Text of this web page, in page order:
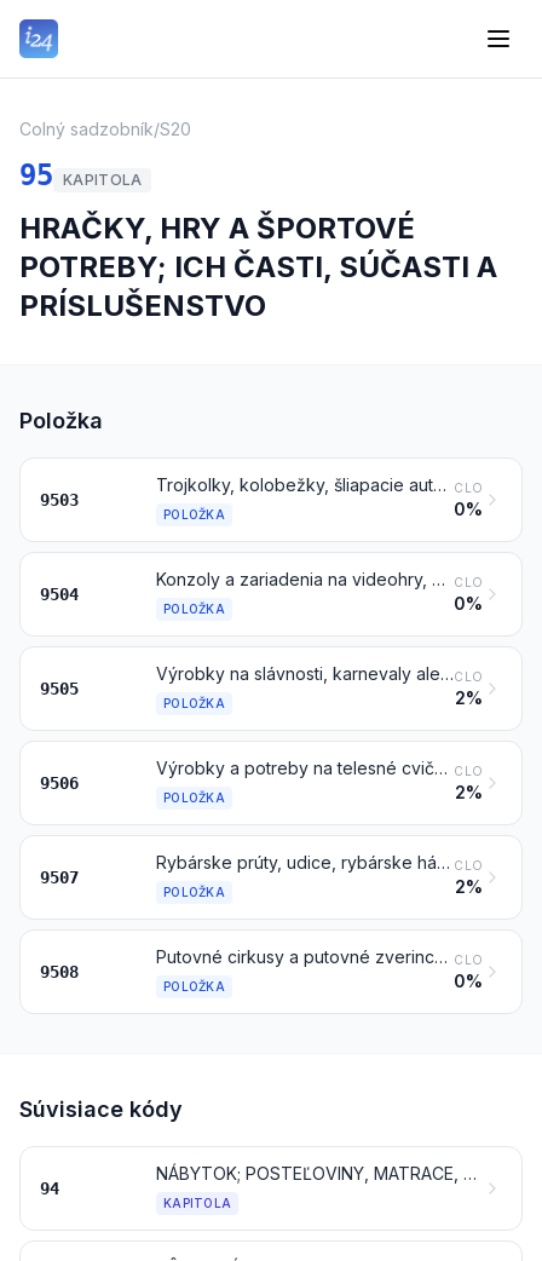
Colný sadzobník/S20
95 KAPITOLA
HRAČKY, HRY A ŠPORTOVÉ
POTREBY; ICH ČASTI, SÚČASTI A
PRÍSLUŠENSTVO
Položka
9503
Trojkolky, kolobežky, šliapacie autá a podobné detské vozidielka; kočíky pre bábiky; bábiky; ostatné hračky; zmenšené modely a podobné modely na hranie, tiež mechanické; skladačky všetkých druhov
POLOŽKA
CLO
0%
9504
Konzoly a zariadenia na videohry, potreby na stolné alebo spoločenské hry, vrátane mechanických hier, biliardov, špeciálnych stolov pre herne a kasína a automatické bowlingové zariadenia, zábavné automaty fungujúce po vložení mince, bankovky, bankovej karty, žetónu alebo iného platidla
POLOŽKA
CLO
0%
9505
Výrobky na slávnosti, karnevaly alebo na ostatné zábavy, vrátane kúzelníckych rekvizít a žartovných výrobkov
POLOŽKA
CLO
2%
9506
Výrobky a potreby na telesné cvičenie, na gymnastiku, atletiku alebo na ostatné športy (vrátane stolného tenisu) alebo na hry vonku, v tejto kapitole inde nešpecifikované ani nezahrnuté; bazény a detské bazény
POLOŽKA
CLO
2%
9507
Rybárske prúty, udice, rybárske háčiky a ostatné rybárske potreby na udice; podberáky, sieťky na motýle a podobné sieťky; umelé návnady (iné ako zatriedené v položke 9208 alebo 9705) a podobné lovecké alebo strelecké potreby
POLOŽKA
CLO
2%
9508
Putovné cirkusy a putovné zverince; atrakcie na jazdu v zábavných parkoch a atrakcie do vodných parkov; jarmočné atrakcie vrátane strelníc; putovné divadlá
POLOŽKA
CLO
0%
Súvisiace kódy
94
NÁBYTOK; POSTEĽOVINY, MATRACE, MATRACOVÉ PODLOŽKY, VANKÚŠE A PODOBNÉ VYPCHATÉ POTREBY; SVIETIDLÁ A OSVETĽOVACIE ZARIADENIA INDE NEŠPECIFIKOVANÉ ANI NEZAHRNUTÉ; SVETELNÉ REKLAMY, SVETELNÉ OZNAMOVACIE TABULE A PODOBNÉ VÝROBKY; MONTOVANÉ STAVBY
KAPITOLA